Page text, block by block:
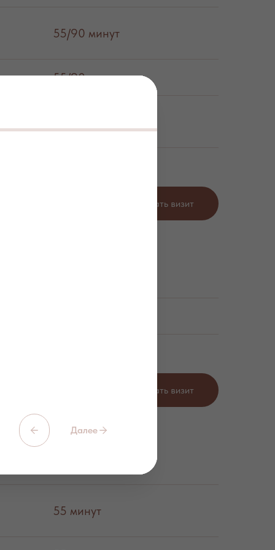
55/90 минут
55/90 минут
Запланировать визит
Запланировать визит
55 минут
Далее